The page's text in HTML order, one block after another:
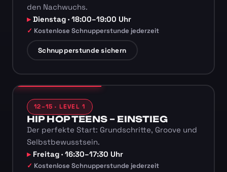
den Nachwuchs.
Dienstag · 18:00–19:00 Uhr
Kostenlose Schnupperstunde jederzeit
Schnupperstunde sichern
12–15 · LEVEL 1
HIP HOP TEENS – EINSTIEG
Der perfekte Start: Grundschritte, Groove und
Selbstbewusstsein.
Freitag · 16:30–17:30 Uhr
Kostenlose Schnupperstunde jederzeit